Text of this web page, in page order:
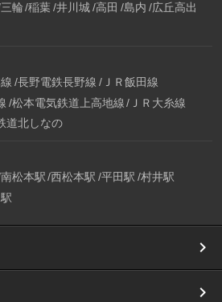
三輪 稲葉 井川城 高田 島内 広丘高出
長野電鉄長野線 ＪＲ飯田線
松本電気鉄道上高地線
ＪＲ大糸線
道北しなの
南松本駅 西松本駅 平田駅 村井駅